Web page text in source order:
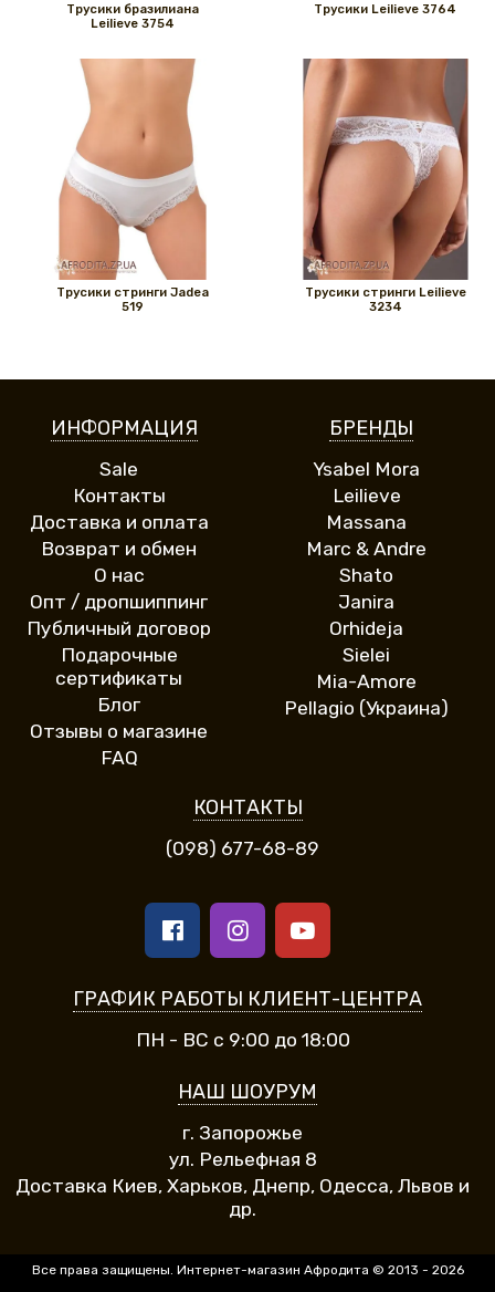
Трусики бразилиана
Leilieve 3754
Трусики Leilieve 3764
Трусики стринги Jadea
519
Трусики стринги Leilieve
3234
ИНФОРМАЦИЯ
Sale
Контакты
Доставка и оплата
Возврат и обмен
О нас
Опт / дропшиппинг
Публичный договор
Подарочные
сертификаты
Блог
Отзывы о магазине
FAQ
БРЕНДЫ
Ysabel Mora
Leilieve
Massana
Marc & Andre
Shato
Janira
Orhideja
Sielei
Mia-Amore
Pellagio (Украина)
КОНТАКТЫ
(098) 677-68-89
ГРАФИК РАБОТЫ КЛИЕНТ-ЦЕНТРА
ПН - ВС с 9:00 до 18:00
НАШ ШОУРУМ
г. Запорожье
ул. Рельефная 8
Доставка Киев, Харьков, Днепр, Одесса, Львов и
др.
Все права защищены. Интернет-магазин Афродита © 2013 - 2026